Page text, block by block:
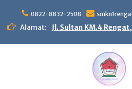
content
0822-8832-2508
Alamat: Jl. Sultan KM.4 Rengat,